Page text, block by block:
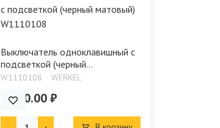
Выключатель одноклавишный с
подсветкой (черный...
W1110108 WERKEL
1 280.00 ₽